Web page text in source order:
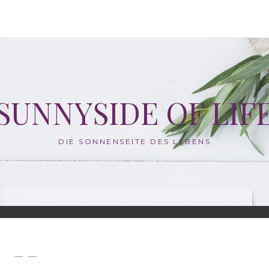
OF
DIE SONNENSEITE DES LEBENS
— —